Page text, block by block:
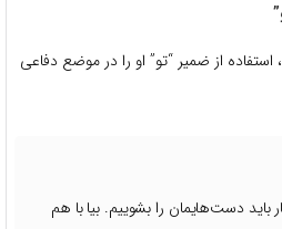
از ضمیر “تو” او را در موضع دفاعی
باید دست‌هایمان را بشوییم. بیا با هم